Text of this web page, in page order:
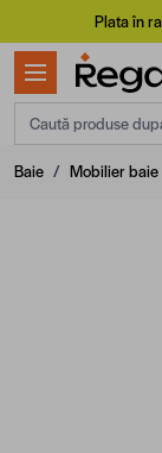
Mergi la Conținut
Plata în
Caută produse
Baie / Mobilier baie